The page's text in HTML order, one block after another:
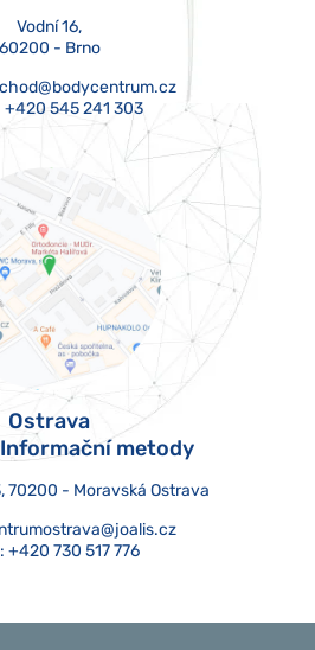
Vodní 16,
60200 - Brno
+420 545 241 303
Ostrava
metody
70200 - Moravská Ostrava
+420 730 517 776